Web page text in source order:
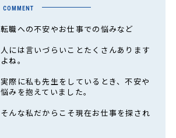
COMMENT
転職への不安やお仕事での悩みなど
人には言いづらいことたくさんあります
よね。
実際に私も先生をしているとき、不安や
悩みを抱えていました。
そんな私だからこそ現在お仕事を探され